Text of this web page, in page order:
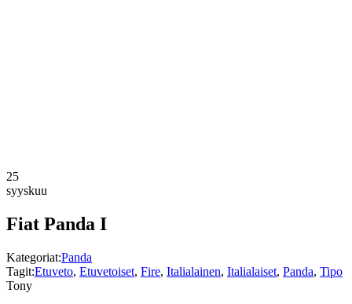
25
syyskuu
Fiat Panda I
Kategoriat:Panda
Tagit:Etuveto, Etuvetoiset, Fire, Italialainen, Italialaiset, Panda, Tipo
Tony